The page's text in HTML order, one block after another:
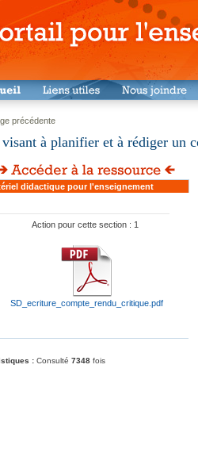
précédente
à planifier et à rédiger un
didactique pour l'enseignement
Action pour cette section : 1
SD_ecriture_compte_rendu_critique.pdf
: Consulté 7348 fois